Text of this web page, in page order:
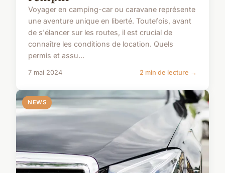
Voyager en camping-car ou caravane représente
une aventure unique en liberté. Toutefois, avant
de s'élancer sur les routes, il est crucial de
connaître les conditions de location. Quels
permis et assu...
7 mai 2024 2 min de lecture →
NEWS